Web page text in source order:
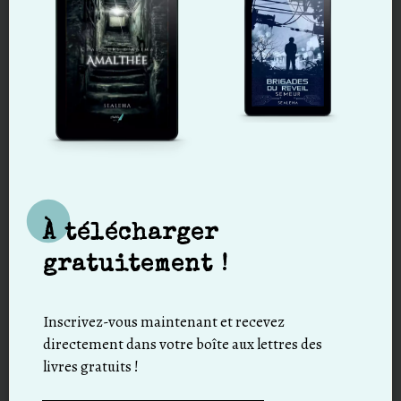
By using this form you agree with the storage and handling of your
data by this website
Soumettre le commentaire
Login on website
Subscribe to comments
À télécharger
gratuitement !
Inscrivez-vous maintenant et recevez
directement dans votre boîte aux lettres des
livres gratuits !